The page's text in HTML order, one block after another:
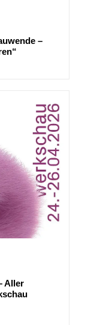
–
Aller